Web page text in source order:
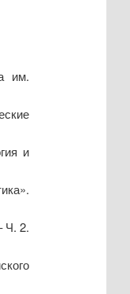
им.
и
Ч. 2.